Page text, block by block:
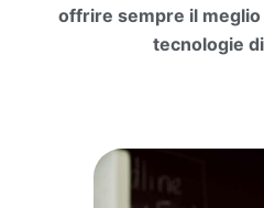
offrire sempre il
tecnologie